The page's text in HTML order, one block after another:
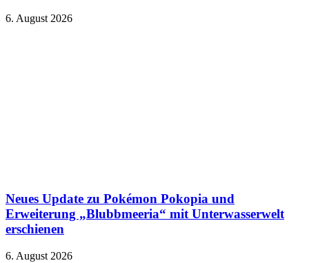
6. August 2026
Neues Update zu Pokémon Pokopia und
Erweiterung „Blubbmeeria“ mit Unterwasserwelt
erschienen
6. August 2026